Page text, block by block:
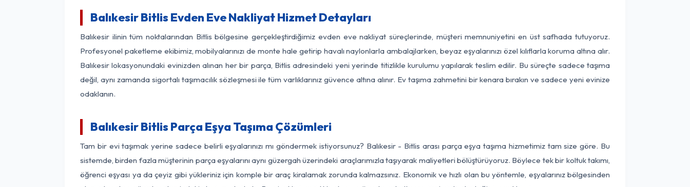
Balıkesir Bitlis Evden Eve Nakliyat Hizmet Detayları
Balıkesir ilinin tüm noktalarından Bitlis bölgesine gerçekleştirdiğimiz evden eve nakliyat süreçlerinde, müşteri memnuniyetini en üst safhada tutuyoruz.
Profesyonel paketleme ekibimiz, mobilyalarınızı de monte hale getirip havalı naylonlarla ambalajlarken, beyaz eşyalarınızı özel kılıflarla koruma altına alır.
Balıkesir lokasyonundaki evinizden alınan her bir parça, Bitlis adresindeki yeni yerinde titizlikle kurulumu yapılarak teslim edilir. Bu süreçte sadece taşıma
değil, aynı zamanda sigortalı taşımacılık sözleşmesi ile tüm varlıklarınız güvence altına alınır. Ev taşıma zahmetini bir kenara bırakın ve sadece yeni evinize
odaklanın.
Balıkesir Bitlis Parça Eşya Taşıma Çözümleri
Tam bir evi taşımak yerine sadece belirli eşyalarınızı mı göndermek istiyorsunuz? Balıkesir - Bitlis arası parça eşya taşıma hizmetimiz tam size göre. Bu
sistemde, birden fazla müşterinin parça eşyalarını aynı güzergah üzerindeki araçlarımızla taşıyarak maliyetleri bölüştürüyoruz. Böylece tek bir koltuk takımı,
öğrenci eşyası ya da çeyiz gibi yükleriniz için komple bir araç kiralamak zorunda kalmazsınız. Ekonomik ve hızlı olan bu yöntemle, eşyalarınız bölgesinden